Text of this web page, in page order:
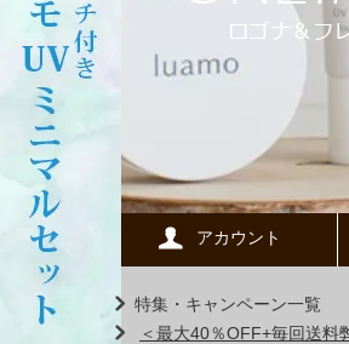
アカウント
特集・キャンペーン一覧
＜最大40％OFF+毎回送